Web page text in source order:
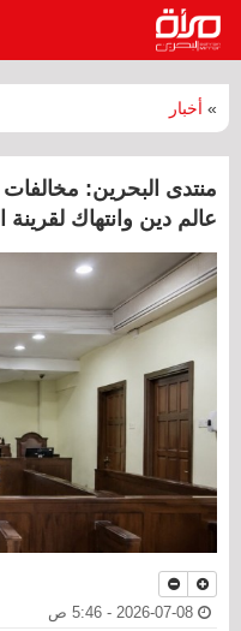
» أخبار
عالم دين وانتهاك لقرينة